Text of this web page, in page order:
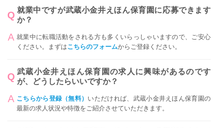
就業中ですが武蔵小金井えほん保育園に応募できます
か？
就業中に転職活動をされる方も多くいらっしゃいますので、ご安心
ください。まずはこちらのフォームからご登録ください。
武蔵小金井えほん保育園の求人に興味があるのです
が、どうしたらいいですか？
こちらから登録（無料） いただければ、武蔵小金井えほん保育園の
最新の求人状況や特徴をご紹介させていただきます。